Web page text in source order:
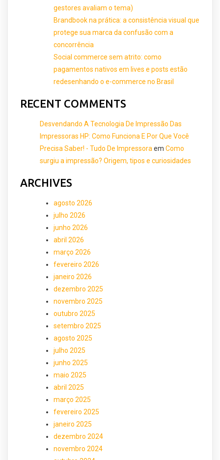
gestores avaliam o tema)
Brandbook na prática: a consistência visual que
protege sua marca da confusão com a
concorrência
Social commerce sem atrito: como
pagamentos nativos em lives e posts estão
redesenhando o e-commerce no Brasil
RECENT COMMENTS
Desvendando A Tecnologia De Impressão Das
Impressoras HP: Como Funciona E Por Que Você
Precisa Saber! - Tudo De Impressora em Como
surgiu a impressão? Origem, tipos e curiosidades
ARCHIVES
agosto 2026
julho 2026
junho 2026
abril 2026
março 2026
fevereiro 2026
janeiro 2026
dezembro 2025
novembro 2025
outubro 2025
setembro 2025
agosto 2025
julho 2025
junho 2025
maio 2025
abril 2025
março 2025
fevereiro 2025
janeiro 2025
dezembro 2024
novembro 2024